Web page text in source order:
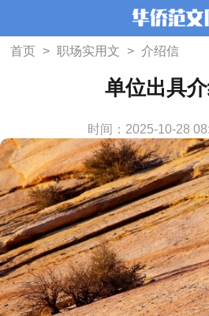
首页 > 职场实用文 > 介绍信
单位出具
时间：2025-10-28